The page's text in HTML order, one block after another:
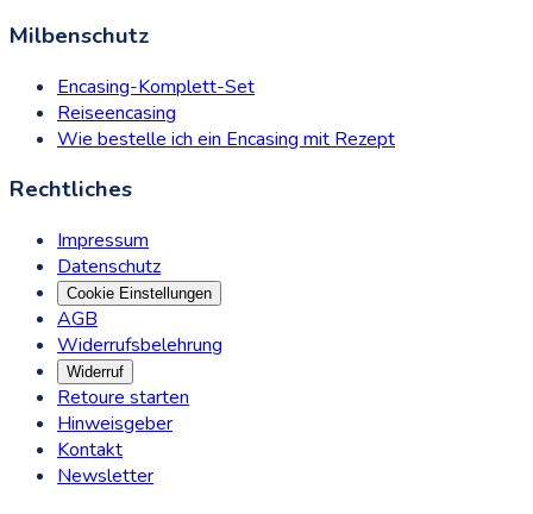
Milbenschutz
Encasing-Komplett-Set
Reiseencasing
Wie bestelle ich ein Encasing mit Rezept
Rechtliches
Impressum
Datenschutz
Cookie Einstellungen
AGB
Widerrufsbelehrung
Widerruf
Retoure starten
Hinweisgeber
Kontakt
Newsletter